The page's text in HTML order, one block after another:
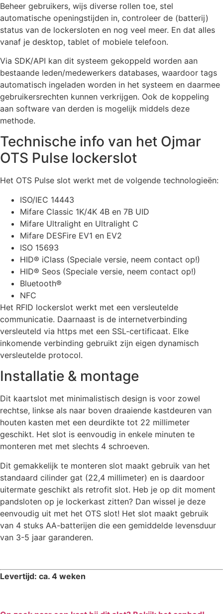
Beheer gebruikers, wijs diverse rollen toe, stel
automatische openingstijden in, controleer de (batterij)
status van de lockersloten en nog veel meer. En dat alles
vanaf je desktop, tablet of mobiele telefoon.
Via SDK/API kan dit systeem gekoppeld worden aan
bestaande leden/medewerkers databases, waardoor tags
automatisch ingeladen worden in het systeem en daarmee
gebruikersrechten kunnen verkrijgen. Ook de koppeling
aan software van derden is mogelijk middels deze
methode.
Technische info van het Ojmar
OTS Pulse lockerslot
Het OTS Pulse slot werkt met de volgende technologieën:
ISO/IEC 14443
Mifare Classic 1K/4K 4B en 7B UID
Mifare Ultralight en Ultralight C
Mifare DESFire EV1 en EV2
ISO 15693
HID® iClass (Speciale versie, neem contact op!)
HID® Seos (Speciale versie, neem contact op!)
Bluetooth®
NFC
Het RFID lockerslot werkt met een versleutelde
communicatie. Daarnaast is de internetverbinding
versleuteld via https met een SSL-certificaat. Elke
inkomende verbinding gebruikt zijn eigen dynamisch
versleutelde protocol.
Installatie & montage
Dit kaartslot met minimalistisch design is voor zowel
rechtse, linkse als naar boven draaiende kastdeuren van
houten kasten met een deurdikte tot 22 millimeter
geschikt. Het slot is eenvoudig in enkele minuten te
monteren met met slechts 4 schroeven.
Dit gemakkelijk te monteren slot maakt gebruik van het
standaard cilinder gat (22,4 millimeter) en is daardoor
uitermate geschikt als retrofit slot. Heb je op dit moment
pandsloten op je lockerkast zitten? Dan wissel je deze
eenvoudig uit met het OTS slot! Het slot maakt gebruik
van 4 stuks AA-batterijen die een gemiddelde levensduur
van 3-5 jaar garanderen.
Levertijd: ca. 4 weken